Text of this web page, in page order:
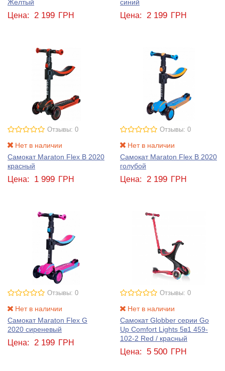
Желтый
Цена: 2 199 ГРН
синий
Цена: 2 199 ГРН
Отзывы: 0
Нет в наличии
Самокат Maraton Flex B 2020
красный
Цена: 1 999 ГРН
Отзывы: 0
Нет в наличии
Самокат Maraton Flex B 2020
голубой
Цена: 2 199 ГРН
Отзывы: 0
Нет в наличии
Самокат Maraton Flex G
2020 сиреневый
Цена: 2 199 ГРН
Отзывы: 0
Нет в наличии
Самокат Globber серии Go
Up Comfort Lights 5в1 459-
102-2 Red / красный
Цена: 5 500 ГРН